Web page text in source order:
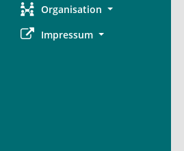
Organisation
Impressum